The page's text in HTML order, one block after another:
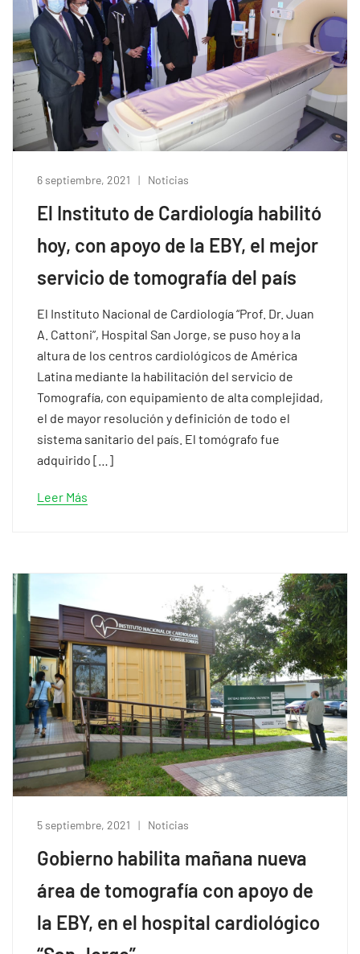
6 septiembre, 2021 Noticias
El Instituto de Cardiología habilitó
hoy, con apoyo de la EBY, el mejor
servicio de tomografía del país
El Instituto Nacional de Cardiología “Prof. Dr. Juan
A. Cattoni”, Hospital San Jorge, se puso hoy a la
altura de los centros cardiológicos de América
Latina mediante la habilitación del servicio de
Tomografía, con equipamiento de alta complejidad,
el de mayor resolución y definición de todo el
sistema sanitario del país. El tomógrafo fue
adquirido […]
Leer Más
5 septiembre, 2021 Noticias
Gobierno habilita mañana nueva
área de tomografía con apoyo de
la EBY, en el hospital cardiológico